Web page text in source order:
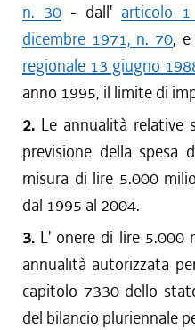
n. 30 - dall' articolo
dicembre 1971, n. 70, e
regionale 13 giugno
anno 1995, il limite di
2. Le annualità
previsione della spesa
misura di lire 5.000
dal 1995 al 2004.
3. L' onere di lire 5.000
annualità autorizzata
capitolo 7330 dello
del bilancio pluriennale